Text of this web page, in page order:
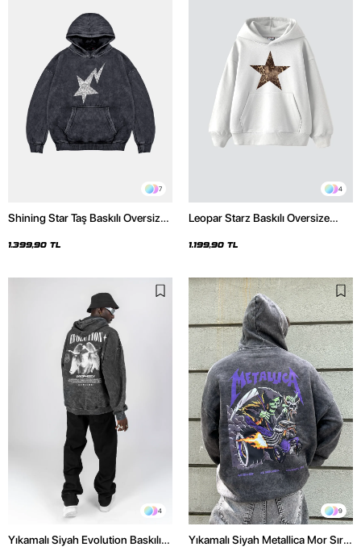
7
Shining Star Taş Baskılı Oversize
Hoodie
1.399,90 TL
4
Leopar Starz Baskılı Oversize
1.199,90 TL
4
Yıkamalı Siyah Evolution Baskılı
9
Yıkamalı Siyah Metallica Mor Sırt